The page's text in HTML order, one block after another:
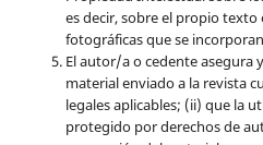
es decir, sobre el propio
fotográficas que se
El autor/a o cedente asegura
material enviado a la revista
legales aplicables; (ii) que la
protegido por derechos de